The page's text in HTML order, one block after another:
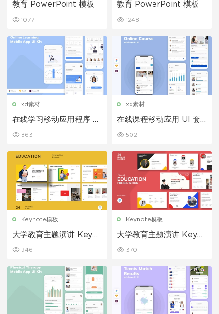
教育 PowerPoint 模板
1077
教育 PowerPoint 模板
1248
xd素材
在线学习移动应用程序 UI
863
xd素材
在线课程移动应用 UI 套
502
Keynote模板
大学教育主题演讲 Keyno
946
Keynote模板
大学教育主题演讲 Keyno
370